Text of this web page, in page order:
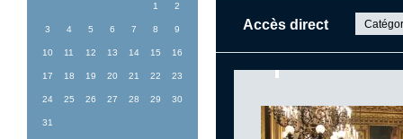
1
2
3 4 5 6 7 8 9
10 11 12 13 14 15 16
17 18 19 20 21 22 23
24 25 26 27 28 29 30
31
Accès direct